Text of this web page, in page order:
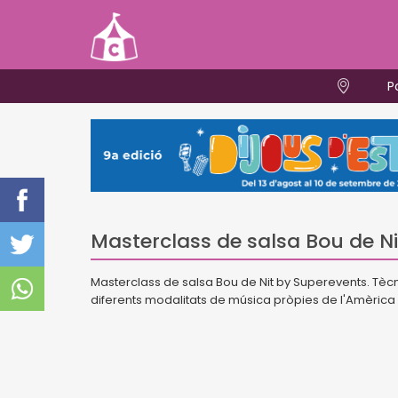
Masterclass de salsa Bou de
Masterclass de salsa Bou de Nit by Superevents.
diferents modalitats de música pròpies de l'Amèrica